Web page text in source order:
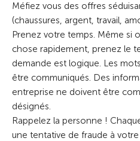
Méfiez vous des offres
(chaussures, argent, travail,
Prenez votre temps. Même si
chose rapidement, prenez le
demande est logique. Les
être communiqués. Des
entreprise ne doivent être
désignés.
Rappelez la personne !
une tentative de fraude à